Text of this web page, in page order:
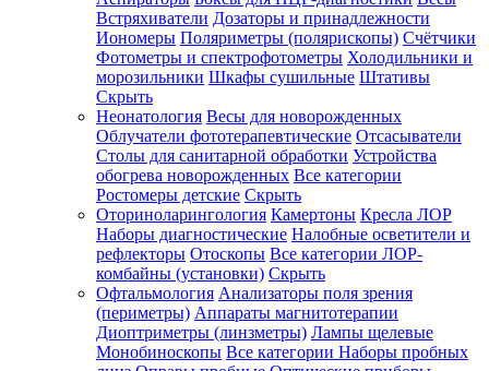
Встряхиватели Дозаторы и принадлежности
Иономеры Поляриметры (полярископы) Счётчики
Фотометры и спектрофотометры Холодильники и
морозильники Шкафы сушильные Штативы
Скрыть
Неонатология Весы для новорожденных
Облучатели фототерапевтические Отсасыватели
Столы для санитарной обработки Устройства
обогрева новорожденных Все категории
Ростомеры детские Скрыть
Оториноларингология Камертоны Кресла ЛОР
Наборы диагностические Налобные осветители и
рефлекторы Отоскопы Все категории ЛОР-
комбайны (установки) Скрыть
Офтальмология Анализаторы поля зрения
(периметры) Аппараты магнитотерапии
Диоптриметры (линзметры) Лампы щелевые
Монобиноскопы Все категории Наборы пробных